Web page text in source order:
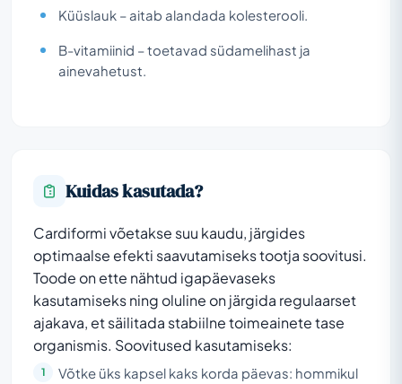
Küüslauk – aitab alandada kolesterooli.
B-vitamiinid – toetavad südamelihast ja
ainevahetust.
Kuidas kasutada?
Cardiformi võetakse suu kaudu, järgides
optimaalse efekti saavutamiseks tootja soovitusi.
Toode on ette nähtud igapäevaseks
kasutamiseks ning oluline on järgida regulaarset
ajakava, et säilitada stabiilne toimeainete tase
organismis. Soovitused kasutamiseks:
Võtke üks kapsel kaks korda päevas: hommikul